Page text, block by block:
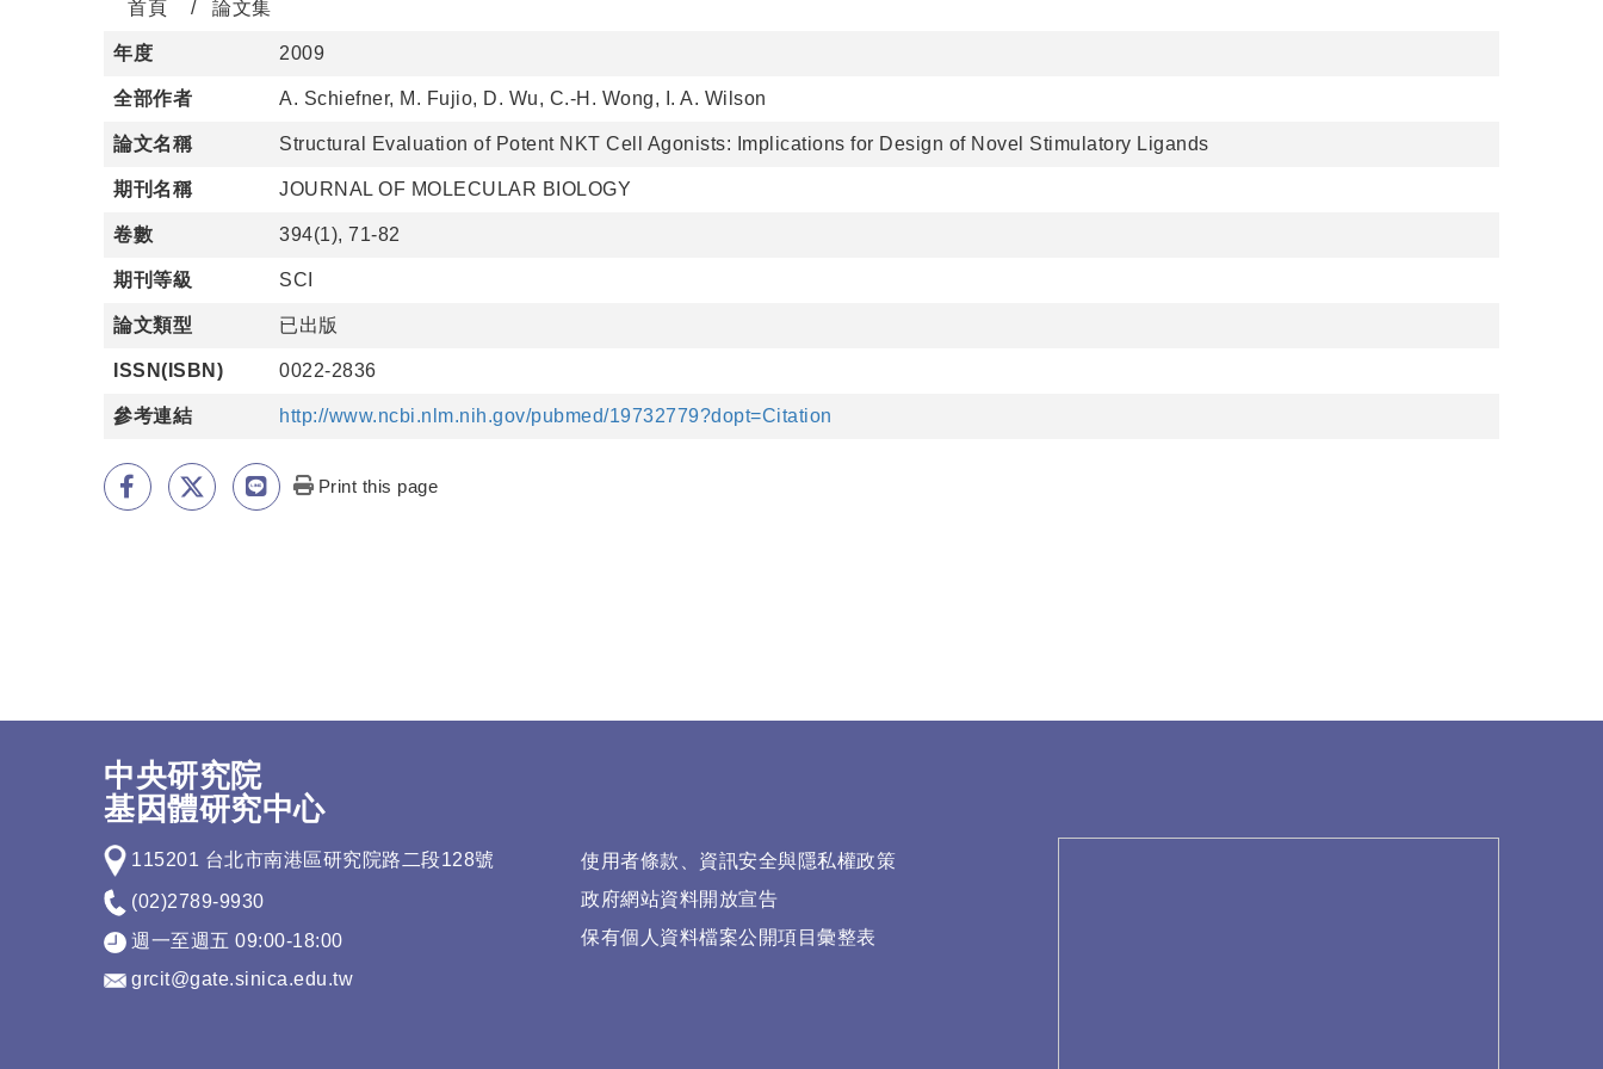
首頁 論文集
年度 2009
全部作者 A. Schiefner, M. Fujio, D. Wu, C.-H. Wong, I. A. Wilson
論文名稱 Structural Evaluation of Potent NKT Cell Agonists: Implications for Design of Novel Stimulatory Ligands
期刊名稱 JOURNAL OF MOLECULAR BIOLOGY
卷數 394(1), 71-82
期刊等級 SCI
論文類型 已出版
ISSN(ISBN) 0022-2836
參考連結 http://www.ncbi.nlm.nih.gov/pubmed/19732779?dopt=Citation
Print this page
中央研究院
基因體研究中心
115201 台北市南港區研究院路二段128號
(02)2789-9930
週一至週五 09:00-18:00
grcit@gate.sinica.edu.tw
使用者條款、資訊安全與隱私權政策
政府網站資料開放宣告
保有個人資料檔案公開項目彙整表